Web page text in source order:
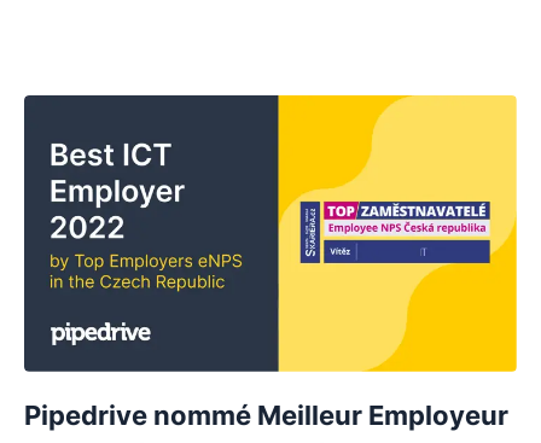
Pipedrive nommé Meilleur Employeur